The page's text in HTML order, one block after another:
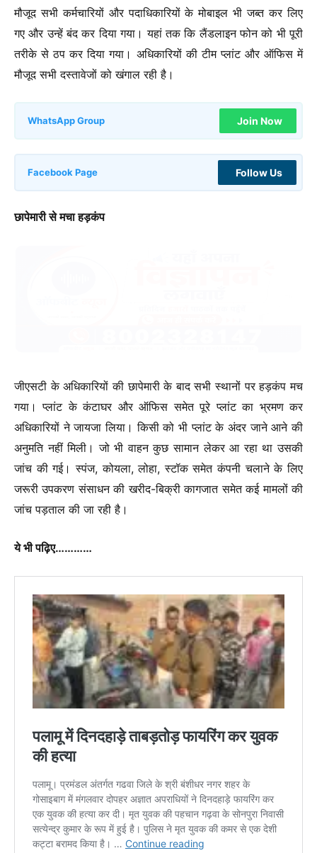
मौजूद सभी कर्मचारियों और पदाधिकारियों के मोबाइल भी जब्त कर लिए
गए और उन्हें बंद कर दिया गया। यहां तक कि लैंडलाइन फोन को भी पूरी
तरीके से ठप कर दिया गया। अधिकारियों की टीम प्लांट और ऑफिस में
मौजूद सभी दस्तावेजों को खंगाल रही है।
WhatsApp Group Join Now
Facebook Page Follow Us
छापेमारी से मचा हड़कंप
जीएसटी के अधिकारियों की छापेमारी के बाद सभी स्थानों पर हड़कंप मच
गया। प्लांट के कंटाघर और ऑफिस समेत पूरे प्लांट का भ्रमण कर
अधिकारियों ने जायजा लिया। किसी को भी प्लांट के अंदर जाने आने की
अनुमति नहीं मिली। जो भी वाहन कुछ सामान लेकर आ रहा था उसकी
जांच की गई। स्पंज, कोयला, लोहा, स्टॉक समेत कंपनी चलाने के लिए
जरूरी उपकरण संसाधन की खरीद-बिक्री कागजात समेत कई मामलों की
जांच पड़ताल की जा रही है।
ये भी पढ़िए…………